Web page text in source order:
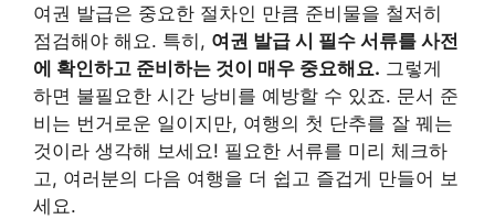
여권 발급은 중요한 절차인 만큼 준비물을 철저히
점검해야 해요. 특히, 여권 발급 시 필수 서류를 사전
에 확인하고 준비하는 것이 매우 중요해요. 그렇게
하면 불필요한 시간 낭비를 예방할 수 있죠. 문서 준
비는 번거로운 일이지만, 여행의 첫 단추를 잘 꿰는
것이라 생각해 보세요! 필요한 서류를 미리 체크하
고, 여러분의 다음 여행을 더 쉽고 즐겁게 만들어 보
세요.